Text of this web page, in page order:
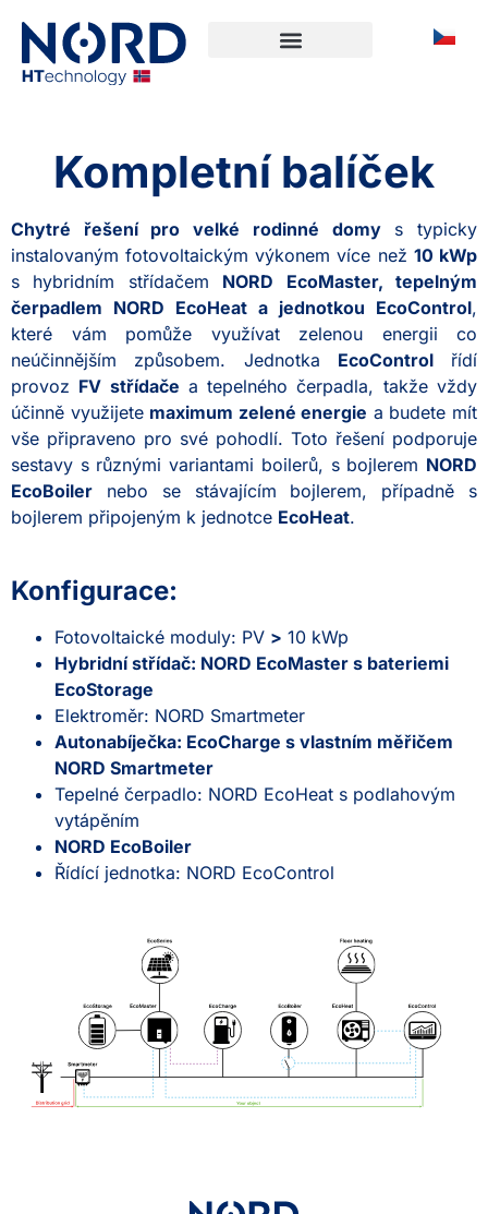
Kompletní balíček
Chytré řešení pro velké rodinné domys typicky
instalovaným fotovoltaickým výkonem více než 10 kWp
s hybridním střídačem NORD EcoMaster, tepelným
čerpadlem NORD EcoHeat a jednotkou EcoControl,
které vám pomůže využívat zelenou energii co
neúčinnějším způsobem. Jednotka EcoControlřídí
provoz FV střídače a tepelného čerpadla, takže vždy
účinně využijete maximum zelené energie a budete mít
vše připraveno pro své pohodlí. Toto řešení podporuje
sestavy s různými variantami boilerů, s bojlerem NORD
EcoBoiler nebo se stávajícím bojlerem, případně s
bojlerem připojeným k jednotce EcoHeat.
Konfigurace:
Fotovoltaické moduly: PV > 10 kWp
Hybridní střídač: NORD EcoMaster s bateriemi
EcoStorage
Elektroměr: NORD Smartmeter
Autonabíječka: EcoCharge s vlastním měřičem
NORD Smartmeter
Tepelné čerpadlo: NORD EcoHeat s podlahovým
vytápěním
NORD EcoBoiler
Řídící jednotka: NORD EcoControl